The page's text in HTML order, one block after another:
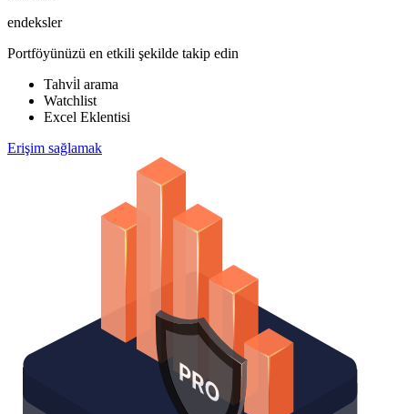
endeksler
Portföyünüzü en etkili şekilde takip edin
Tahvi̇l arama
Watchlist
Excel Eklentisi
Erişim sağlamak